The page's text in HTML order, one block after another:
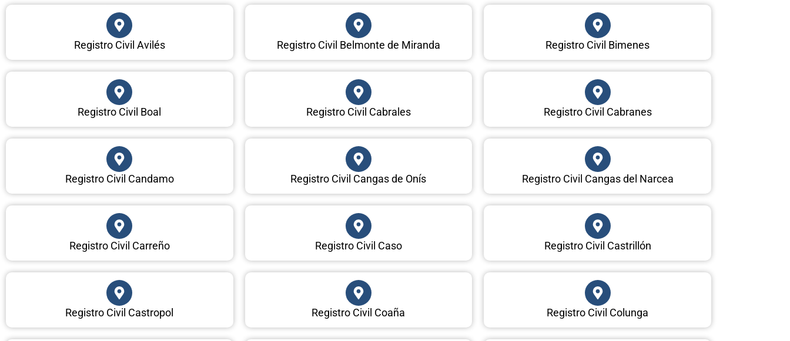
Registro Civil Avilés Registro Civil Belmonte de Miranda Registro Civil Bimenes
Registro Civil Boal Registro Civil Cabrales Registro Civil Cabranes
Registro Civil Candamo Registro Civil Cangas de Onís Registro Civil Cangas del Narcea
Registro Civil Carreño Registro Civil Caso Registro Civil Castrillón
Registro Civil Castropol Registro Civil Coaña Registro Civil Colunga